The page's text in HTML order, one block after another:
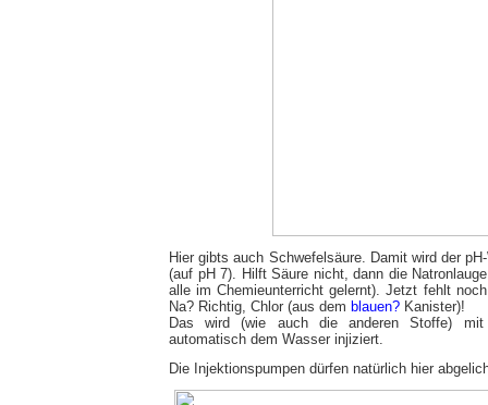
Hier gibts auch Schwefelsäure. Damit wird der
(auf pH 7). Hilft Säure nicht, dann die
alle im Chemieunterricht gelernt). Jetzt fehlt
Na? Richtig, Chlor (aus dem blauen? Kanister)!
Das wird (wie auch die anderen Stoffe) mit
automatisch dem Wasser injiziert.
Die Injektionspumpen dürfen natürlich hier